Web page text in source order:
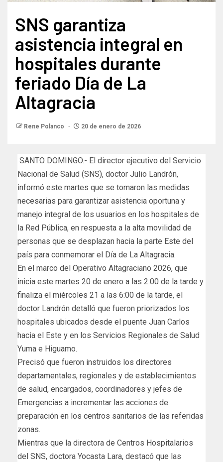
SNS garantiza
asistencia integral en
hospitales durante
feriado Día de La
Altagracia
Rene Polanco 20 de enero de 2026
SANTO DOMINGO.- El director ejecutivo del Servicio
Nacional de Salud (SNS), doctor Julio Landrón,
informó este martes que se tomaron las medidas
necesarias para garantizar asistencia oportuna y
manejo integral de los usuarios en los hospitales de
la Red Pública, en respuesta a la alta movilidad de
personas que se desplazan hacia la parte Este del
país para conmemorar el Día de La Altagracia.
En el marco del Operativo Altagraciano 2026, que
inicia este martes 20 de enero a las 2:00 de la tarde y
finaliza el miércoles 21 a las 6:00 de la tarde, el
doctor Landrón detalló que fueron priorizados los
hospitales ubicados desde el puente Juan Carlos
hacia el Este y en los Servicios Regionales de Salud
Yuma e Higuamo.
Precisó que fueron instruidos los directores
departamentales, regionales y de establecimientos
de salud, encargados, coordinadores y jefes de
Emergencias a incrementar las acciones de
preparación en los centros sanitarios de las referidas
zonas.
Mientras que la directora de Centros Hospitalarios
del SNS, doctora Yocasta Lara, destacó que las